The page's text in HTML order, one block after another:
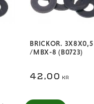
BRICKOR. 3X8X0,5
/MBX-8 (B0723)
42,00 KR